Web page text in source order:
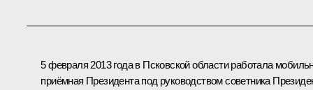
5 февраля 2013 года в Псковской области работала
приёмная Президента под руководством советника